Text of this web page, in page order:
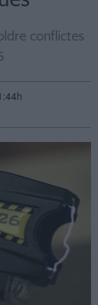
conflictes